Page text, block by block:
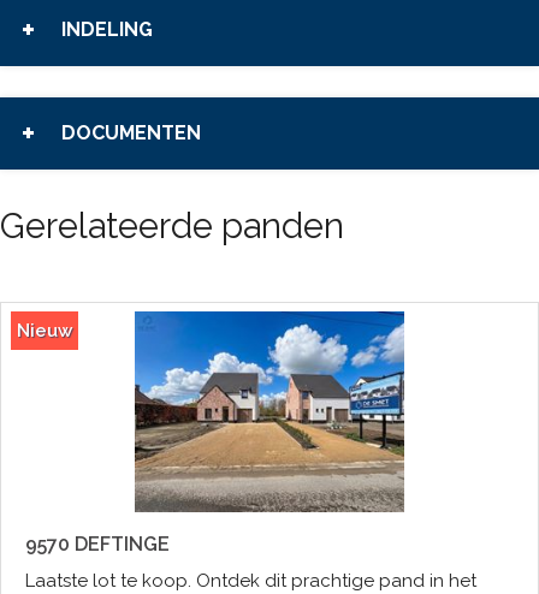
INDELING
DOCUMENTEN
Gerelateerde panden
Nieuw
9570 DEFTINGE
Laatste lot te koop. Ontdek dit prachtige pand in het